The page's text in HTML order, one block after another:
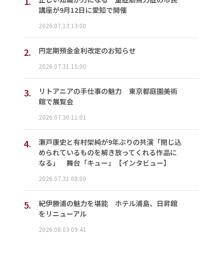
講座が9月12日に愛知で開催
2026.07.13 13:00
2. 円定期預金金利改定のお知らせ
2026.07.31 15:00
3.
リトアニアの手仕事の魅力 東京都庭園美術
館で展覧会
2026.07.30 11:01
4.
瀬戸康史と有村架純が9年ぶりの共演「閉じ込
められているものを解き放ってくれる作品に
なる」 舞台「キュー」【インタビュー】
2026.07.31 08:00
5.
紀伊勝浦の魅力を堪能 ホテル浦島、日昇館
をリニューアル
2026.08.03 09:41